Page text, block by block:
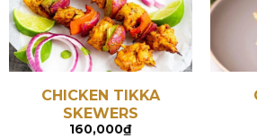
CHICKEN TIKKA
SKEWERS
160,000₫